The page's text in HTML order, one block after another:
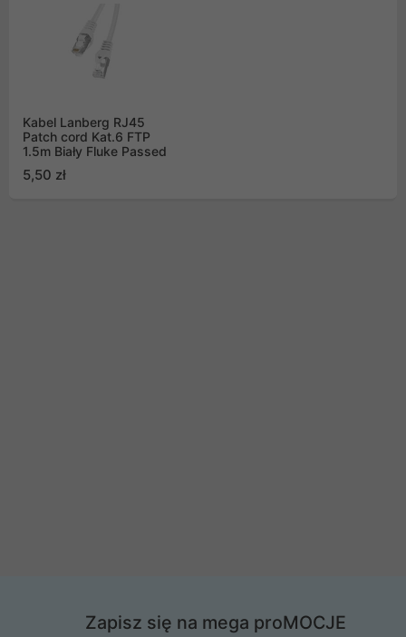
Kabel Lanberg RJ45
Patch cord Kat.6 FTP
1.5m Biały Fluke Passed
5,50 zł
Zapisz się na mega proMOCJE